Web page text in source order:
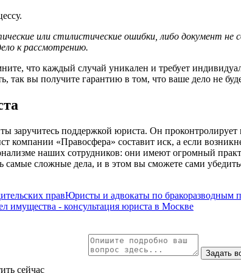
или стилистические ошибки, либо документ не
к рассмотрению.
что каждый случай уникален и требует
так вы получите гарантию в том, что ваше дело не
заручитесь поддержкой юриста. Он
компании «Правосфера» составит иск, а если
наших сотрудников: они имеют огромный
сложные дела, и в этом вы сможете сами
правЮристы и адвокаты по бракоразводным
имущества - консультация юриста в Москве
сейчас